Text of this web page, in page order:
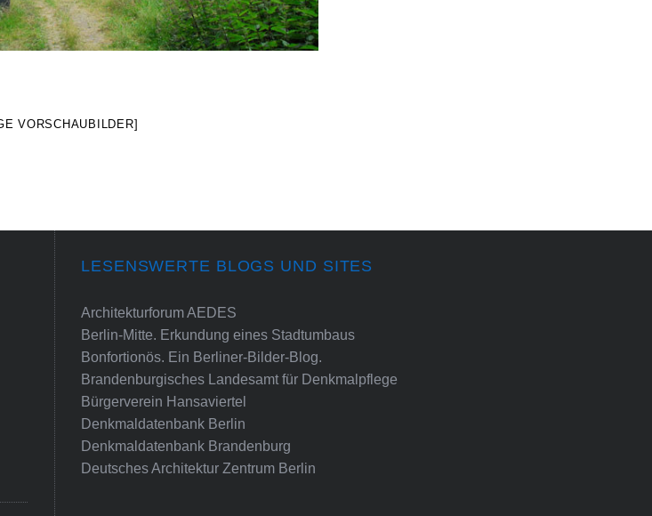
VORSCHAUBILDER]
LESENSWERTE BLOGS UND SITES
Architekturforum AEDES
Berlin-Mitte. Erkundung eines Stadtumbaus
Bonfortionös. Ein Berliner-Bilder-Blog.
Brandenburgisches Landesamt für Denkmalpflege
Bürgerverein Hansaviertel
Denkmaldatenbank Berlin
Denkmaldatenbank Brandenburg
Deutsches Architektur Zentrum Berlin